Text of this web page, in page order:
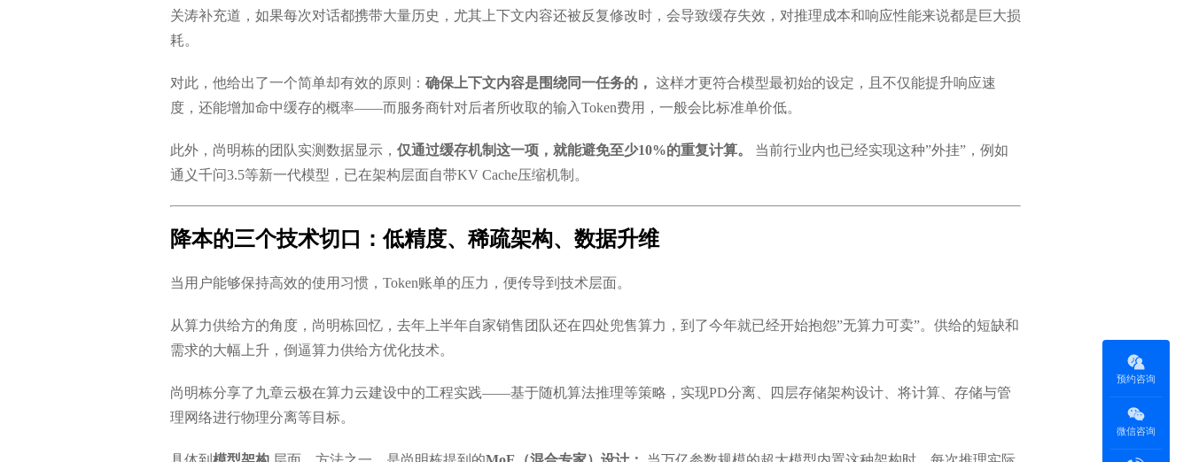
关涛补充道，如果每次对话都携带大量历史，尤其上下文内容还被反复修改时，会导致缓存失效，对推理成本和响应性能来说都是巨大损
耗。
对此，他给出了一个简单却有效的原则： 确保上下文内容是围绕同一任务的， 这样才更符合模型最初始的设定，且不仅能提升响应速
度，还能增加命中缓存的概率——而服务商针对后者所收取的输入Token费用，一般会比标准单价低。
此外，尚明栋的团队实测数据显示， 仅通过缓存机制这一项，就能避免至少10%的重复计算。
当前行业内也已经实现这种”外挂”，例如
通义千问3.5等新一代模型，已在架构层面自带KV Cache压缩机制。
降本的三个技术切口：低精度、稀疏架构、数据升维
当用户能够保持高效的使用习惯，Token账单的压力，便传导到技术层面。
从算力供给方的角度，尚明栋回忆，去年上半年自家销售团队还在四处兜售算力，到了今年就已经开始抱怨”无算力可卖”。供给的短缺和
需求的大幅上升，倒逼算力供给方优化技术。
尚明栋分享了九章云极在算力云建设中的工程实践——基于随机算法推理等策略，实现PD分离、四层存储架构设计、将计算、存储与管
理网络进行物理分离等目标。
预约咨询
微信咨询